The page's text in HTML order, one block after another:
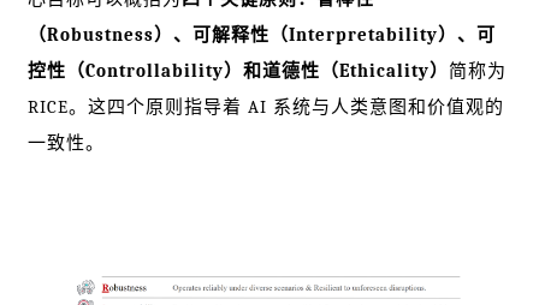
（Robustness）、可解释性（Interpretability）、可
控性（Controllability）和道德性（Ethicality） 简称为
RICE。这四个原则指导着 AI 系统与人类意图和价值观的
一致性。